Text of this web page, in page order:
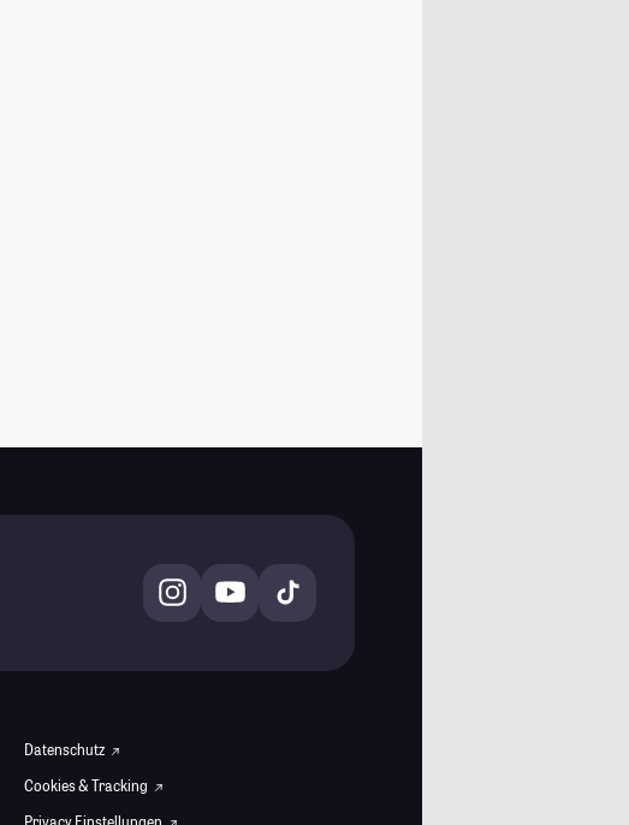
Datenschutz
Cookies & Tracking
Privacy Einstellungen